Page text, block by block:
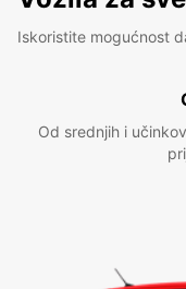
Iskoristite mogućnost
Od srednjih i